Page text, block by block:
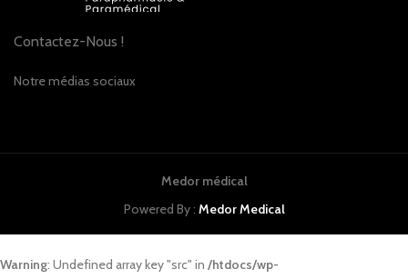
Contactez-Nous !
Notre médias sociaux
Medor médical
Powered By : Medor Medical
Warning: Undefined array key "src" in /htdocs/wp-